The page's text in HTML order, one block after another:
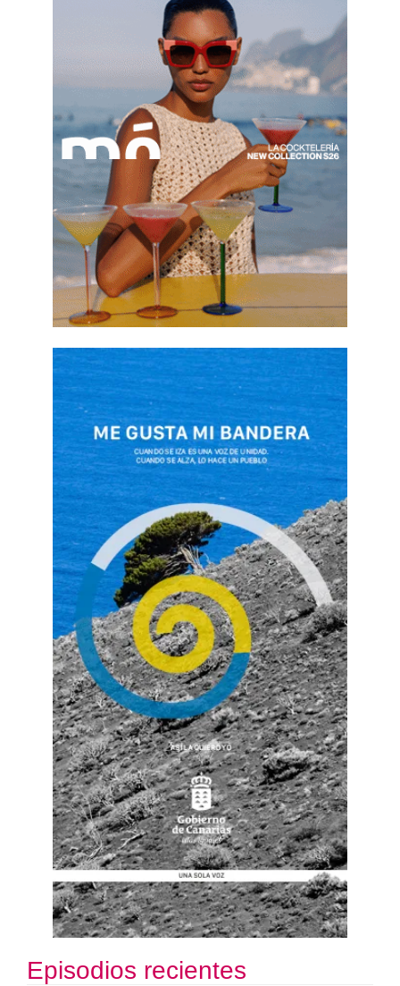
Episodios recientes